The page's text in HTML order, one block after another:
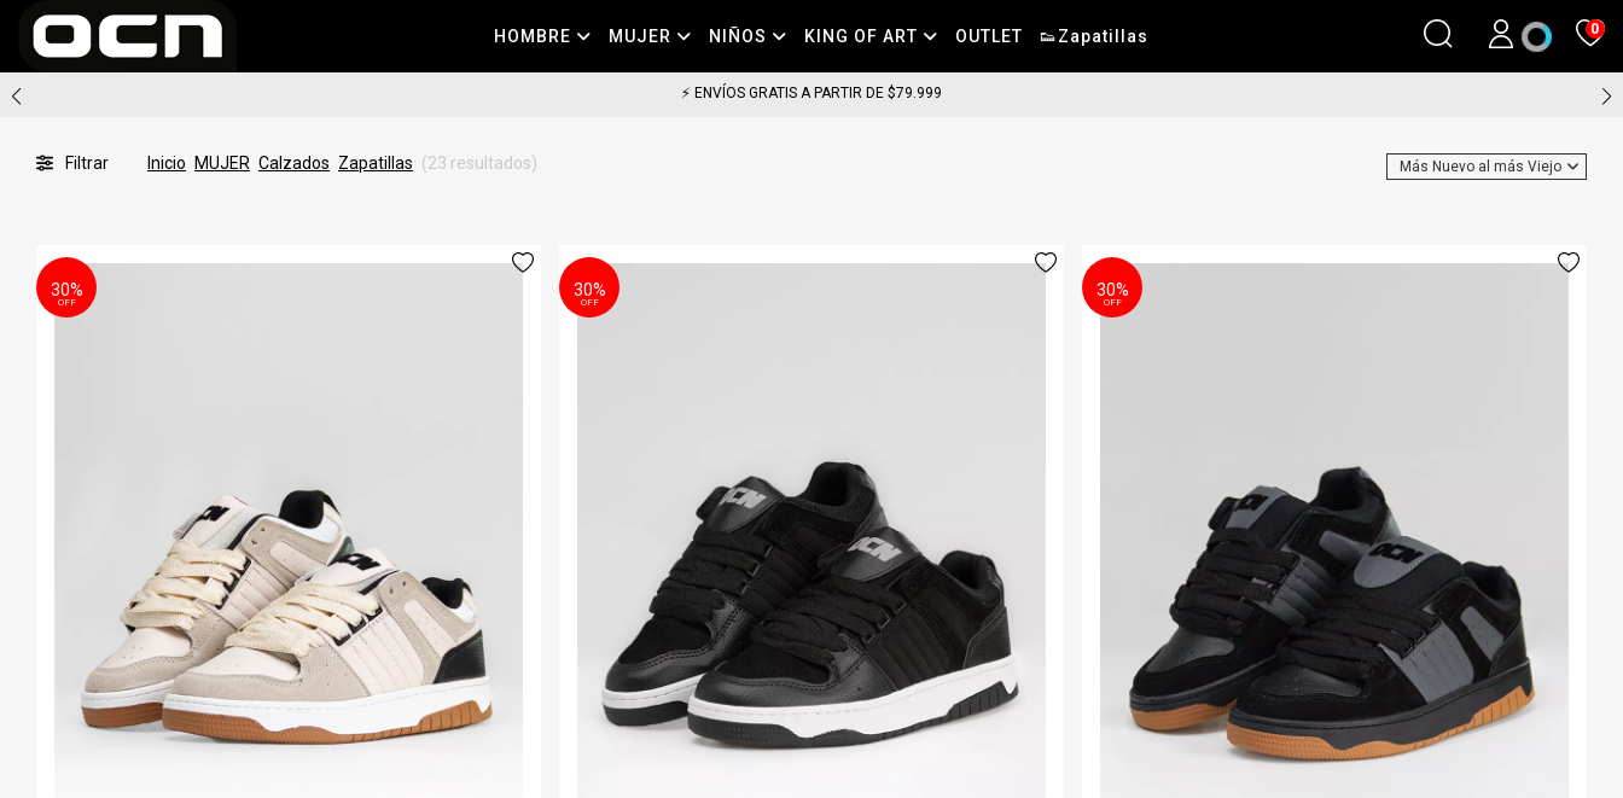
HOMBRE MUJER NIÑOS KING OF ART OUTLET 👟Zapatillas 0
⚡ COMPRA HOY HASTA LAS 11HS, LLEGA EN 24HS EN CABA (DIAS HABILES) ⚡
Filtrar Inicio MUJER Calzados Zapatillas (23 resultados)
30%
OFF
30%
OFF
30%
OFF